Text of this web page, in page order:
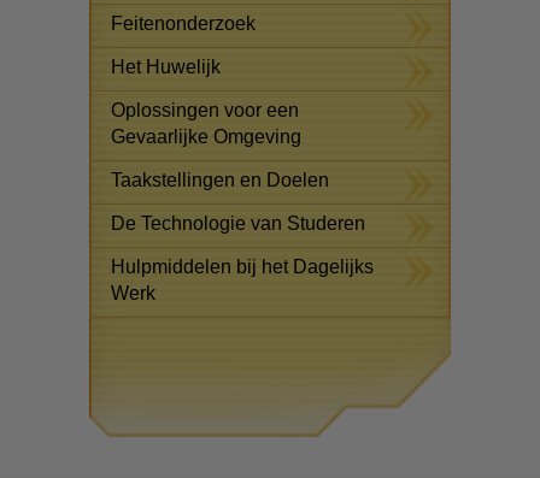
Feitenonderzoek
Het Huwelijk
Oplossingen voor een
Gevaarlijke Omgeving
Taakstellingen en Doelen
De Technologie van Studeren
Hulpmiddelen bij het Dagelijks
Werk